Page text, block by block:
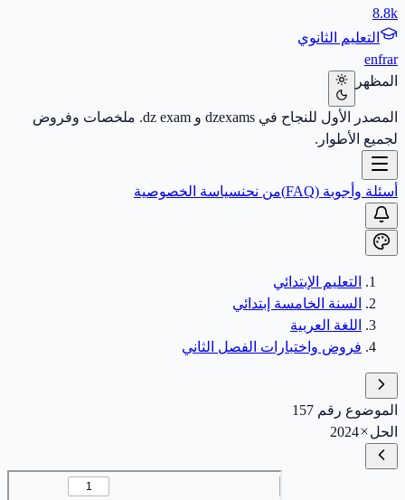
8.8k
التعليم الثانوي
enfrar
المظهر
المصدر الأول للنجاح في dzexams و dz exam. ملخصات وفروض
لجميع الأطوار.
أسئلة وأجوبة (FAQ) من نحنسياسة الخصوصية
التعليم الإبتدائي
السنة الخامسة إبتدائي
اللغة العربية
فروض واختبارات الفصل الثاني
الموضوع رقم 157
الحل
2024